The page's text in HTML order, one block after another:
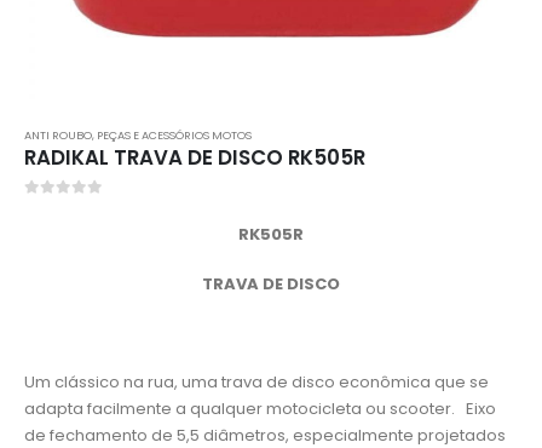
ANTI ROUBO, PEÇAS E ACESSÓRIOS MOTOS
RADIKAL TRAVA DE DISCO RK505R
RK505R
TRAVA DE DISCO
Um clássico na rua, uma trava de disco econômica que se
adapta facilmente a qualquer motocicleta ou scooter. Eixo
de fechamento de 5,5 diâmetros, especialmente projetados